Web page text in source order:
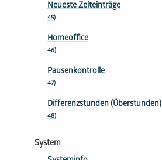
Neueste Zeiteinträge
45)
Homeoffice
46)
Pausenkontrolle
47)
Differenzstunden (Überstunden)
48)
System